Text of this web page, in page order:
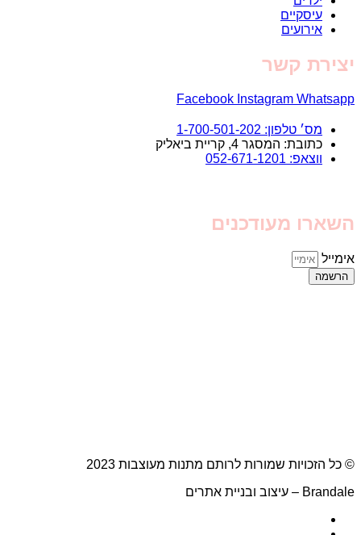
עיסקיים
אירועים
יצירת קשר
Facebook Instagram Whatsapp
מס׳ טלפון: 1-700-501-202
כתובת: המסגר 4, קריית ביאליק
ווצאפ: 052-671-1201
השארו מעודכנים
אימייל
הרשמה
© כל הזכויות שמורות לרותם מתנות מעוצבות 2023
Brandale – עיצוב ובניית אתרים